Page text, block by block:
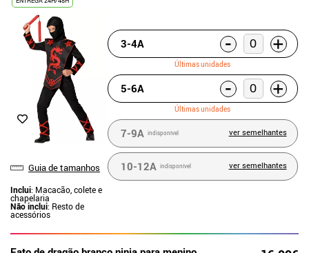
Guia de tamanhos
Inclui: Macacão, colete e
chapelaria
Não inclui: Resto de
acessórios
3-4A - +
Últimas unidades
5-6A - +
Últimas unidades
7-9A indisponível ver semelhantes
10-12A indisponível ver semelhantes